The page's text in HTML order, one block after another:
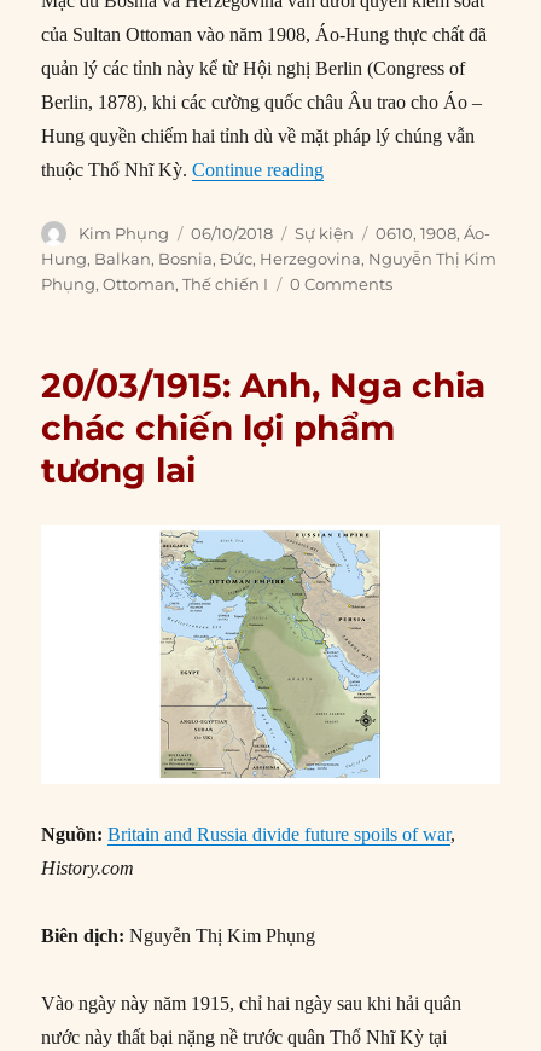
của Sultan Ottoman vào năm 1908, Áo-Hung thực chất đã
quản lý các tỉnh này kể từ Hội nghị Berlin (Congress of
Berlin, 1878), khi các cường quốc châu Âu trao cho Áo –
Hung quyền chiếm hai tỉnh dù về mặt pháp lý chúng vẫn
thuộc Thổ Nhĩ Kỳ.Continue reading“06/10/1908: Áo-Hung sáp
Author
Kim Phụng
Posted
on
06/10/2018 Categories
Sự kiện Tags
0610,1908,Áo-
Hung, Balkan, Bosnia,Đức, Herzegovina, Nguyễn Thị Kim
Phụng,Ottoman,Thế chiến I 0 Comments
20/03/1915: Anh, Nga chia
chác chiến lợi phẩm
tương lai
Nguồn: Britain and Russia divide future spoils of war,
History.com
Biên dịch: Nguyễn Thị Kim Phụng
Vào ngày này năm 1915, chỉ hai ngày sau khi hải quân
nước này thất bại nặng nề trước quân Thổ Nhĩ Kỳ tại